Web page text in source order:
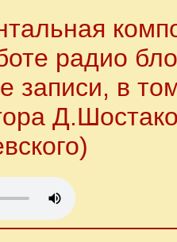
радио
записи, в